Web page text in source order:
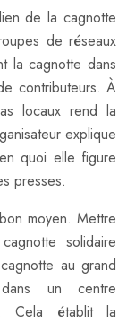
de la cagnotte
de réseaux
la cagnotte dans
contributeurs. À
locaux rend la
explique
quoi elle figure
presses.
moyen. Mettre
solidaire
au grand
un centre
Cela établit la